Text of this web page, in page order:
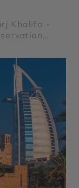
Khalifa -